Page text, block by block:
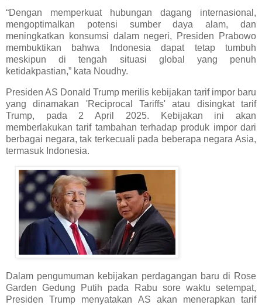
“Dengan memperkuat hubungan dagang internasional,
mengoptimalkan potensi sumber daya alam, dan
meningkatkan konsumsi dalam negeri, Presiden Prabowo
membuktikan bahwa Indonesia dapat tetap tumbuh
meskipun di tengah situasi global yang penuh
ketidakpastian,” kata Noudhy.
Presiden AS Donald Trump merilis kebijakan tarif impor baru
yang dinamakan 'Reciprocal Tariffs' atau disingkat tarif
Trump, pada 2 April 2025. Kebijakan ini akan
memberlakukan tarif tambahan terhadap produk impor dari
berbagai negara, tak terkecuali pada beberapa negara Asia,
termasuk Indonesia.
Dalam pengumuman kebijakan perdagangan baru di Rose
Garden Gedung Putih pada Rabu sore waktu setempat,
Presiden Trump menyatakan AS akan menerapkan tarif